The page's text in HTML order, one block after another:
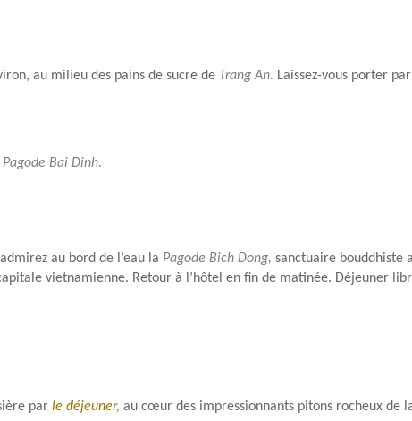
au milieu des pains de sucre de Trang An. Laissez-vous porter
Bai Dinh.
au bord de l’eau la Pagode Bich Dong, sanctuaire bouddhiste
capitale vietnamienne. Retour à l’hôtel en fin de matinée. Déjeuner
par le déjeuner, au cœur des impressionnants pitons rocheux de